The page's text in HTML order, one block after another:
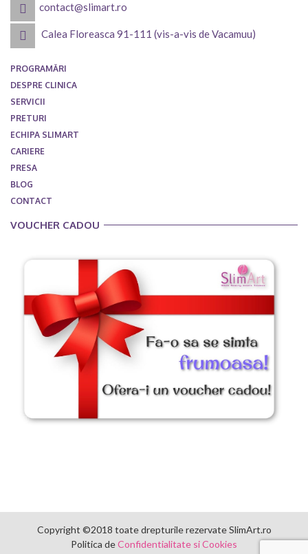
contact@slimart.ro
Calea Floreasca 91-111 (vis-a-vis de Vacamuu)
PROGRAMĂRI
DESPRE CLINICA
SERVICII
PRETURI
ECHIPA SLIMART
CARIERE
PRESA
BLOG
CONTACT
VOUCHER CADOU
Copyright ©2018 toate drepturile rezervate SlimArt.ro
Politica deConfidentialitate si Cookies